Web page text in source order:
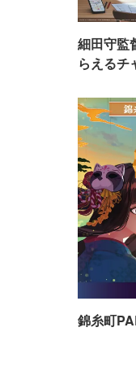
細田守監
らえるチ
錦糸町